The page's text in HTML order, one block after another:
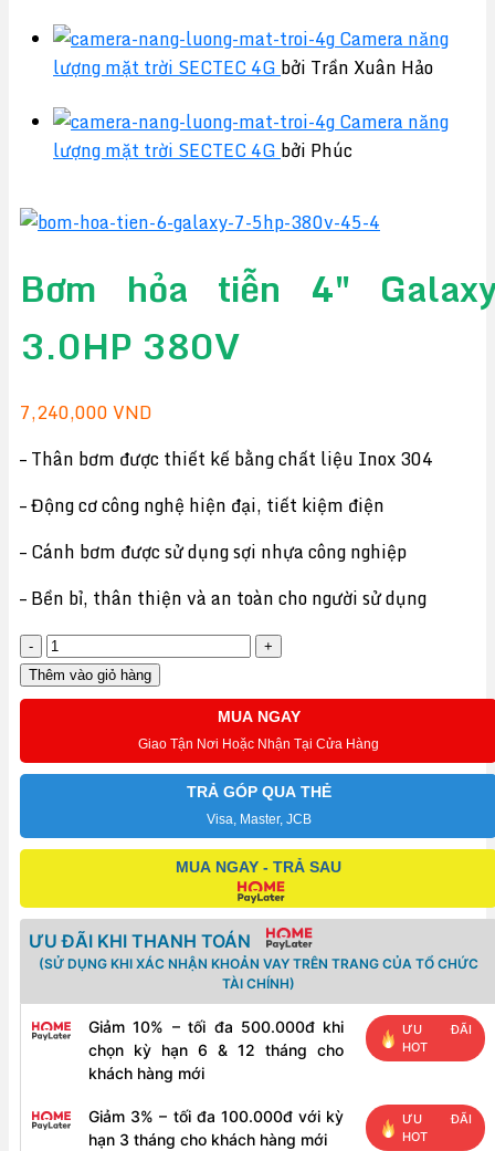
Camera năng
lượng mặt trời SECTEC 4G bởi Trần Xuân Hảo
Camera năng
lượng mặt trời SECTEC 4G bởi Phúc
Bơm hỏa tiễn 4″
3.0HP 380V
7,240,000VND
– Thân bơm được thiết kế bằng chất liệu Inox 304
– Động cơ công nghệ hiện đại, tiết kiệm điện
– Cánh bơm được sử dụng sợi nhựa công nghiệp
– Bền bỉ, thân thiện và an toàn cho người sử dụng
Bơm
hỏa
tiễn
Galaxy
số
Thêm vào giỏ hàng
MUA NGAY
Giao Tận Nơi Hoặc Nhận Tại Cửa Hàng
TRẢ GÓP QUA THẺ
Visa, Master, JCB
MUA NGAY - TRẢ SAU
ƯU ĐÃI KHI THANH TOÁN
(SỬ DỤNG KHI XÁC NHẬN KHOẢN VAY TRÊN TRANG CỦA TỔ CHỨC
TÀI CHÍNH)
Giảm 10% – tối đa 500.000đ khi
chọn kỳ hạn 6 & 12 tháng cho
khách hàng mới
ƯU ĐÃI
HOT
Giảm 3% – tối đa 100.000đ với kỳ
hạn 3 tháng cho khách hàng mới
ƯU ĐÃI
HOT